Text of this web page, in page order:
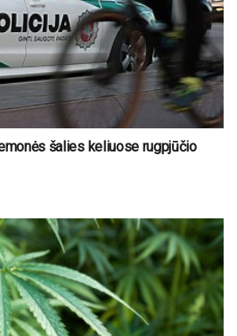
šalies keliuose rugpjūčio